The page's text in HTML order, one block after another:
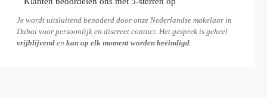
Je wordt uitsluitend benaderd door onze Nederlandse makelaar in
Dubai voor persoonlijk en discreet contact. Het gesprek is geheel
vrijblijvenden kan op elk moment worden beëindigd.